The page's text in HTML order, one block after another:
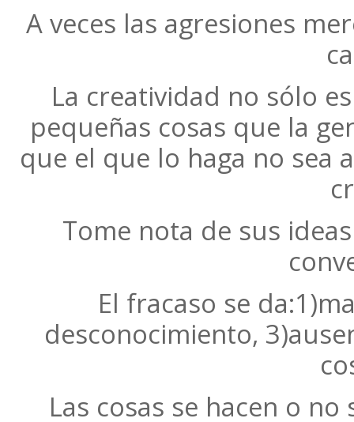
A veces las agresiones
La creatividad no sólo
pequeñas cosas que la
que el que lo haga no sea
Tome nota de sus
El fracaso se
desconocimiento,
Las cosas se hacen o